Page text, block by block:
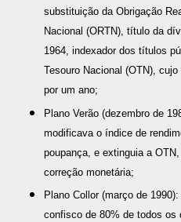
substituição da Obrigação
Nacional (ORTN), título da
1964, indexador dos títulos
Tesouro Nacional (OTN),
por um ano;
Plano Verão (dezembro de
modificava o índice de
poupança, e extinguia a
correção monetária;
Plano Collor (março de
confisco de 80% de todos os